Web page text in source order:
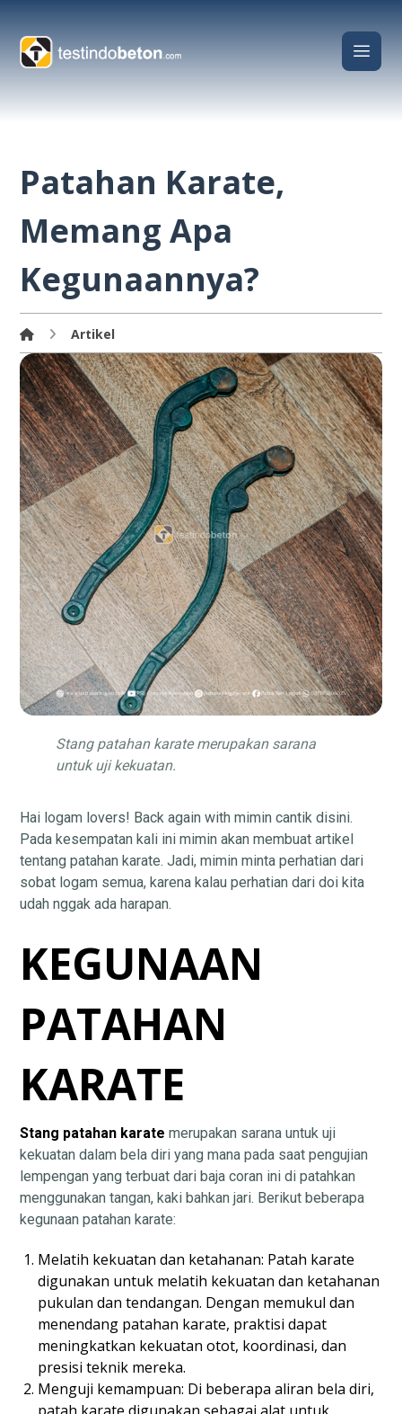
Patahan Karate,
Memang Apa
Kegunaannya?
Artikel
Stang patahan karate merupakan sarana
untuk uji kekuatan.
Hai logam lovers! Back again with mimin cantik disini.
Pada kesempatan kali ini mimin akan membuat artikel
tentang patahan karate. Jadi, mimin minta perhatian dari
sobat logam semua, karena kalau perhatian dari doi kita
udah nggak ada harapan.
KEGUNAAN
PATAHAN
KARATE
Stang patahan karate merupakan sarana untuk uji
kekuatan dalam bela diri yang mana pada saat pengujian
lempengan yang terbuat dari baja coran ini di patahkan
menggunakan tangan, kaki bahkan jari. Berikut beberapa
kegunaan patahan karate:
Melatih kekuatan dan ketahanan: Patah karate
digunakan untuk melatih kekuatan dan ketahanan
pukulan dan tendangan. Dengan memukul dan
menendang patahan karate, praktisi dapat
meningkatkan kekuatan otot, koordinasi, dan
presisi teknik mereka.
Menguji kemampuan: Di beberapa aliran bela diri,